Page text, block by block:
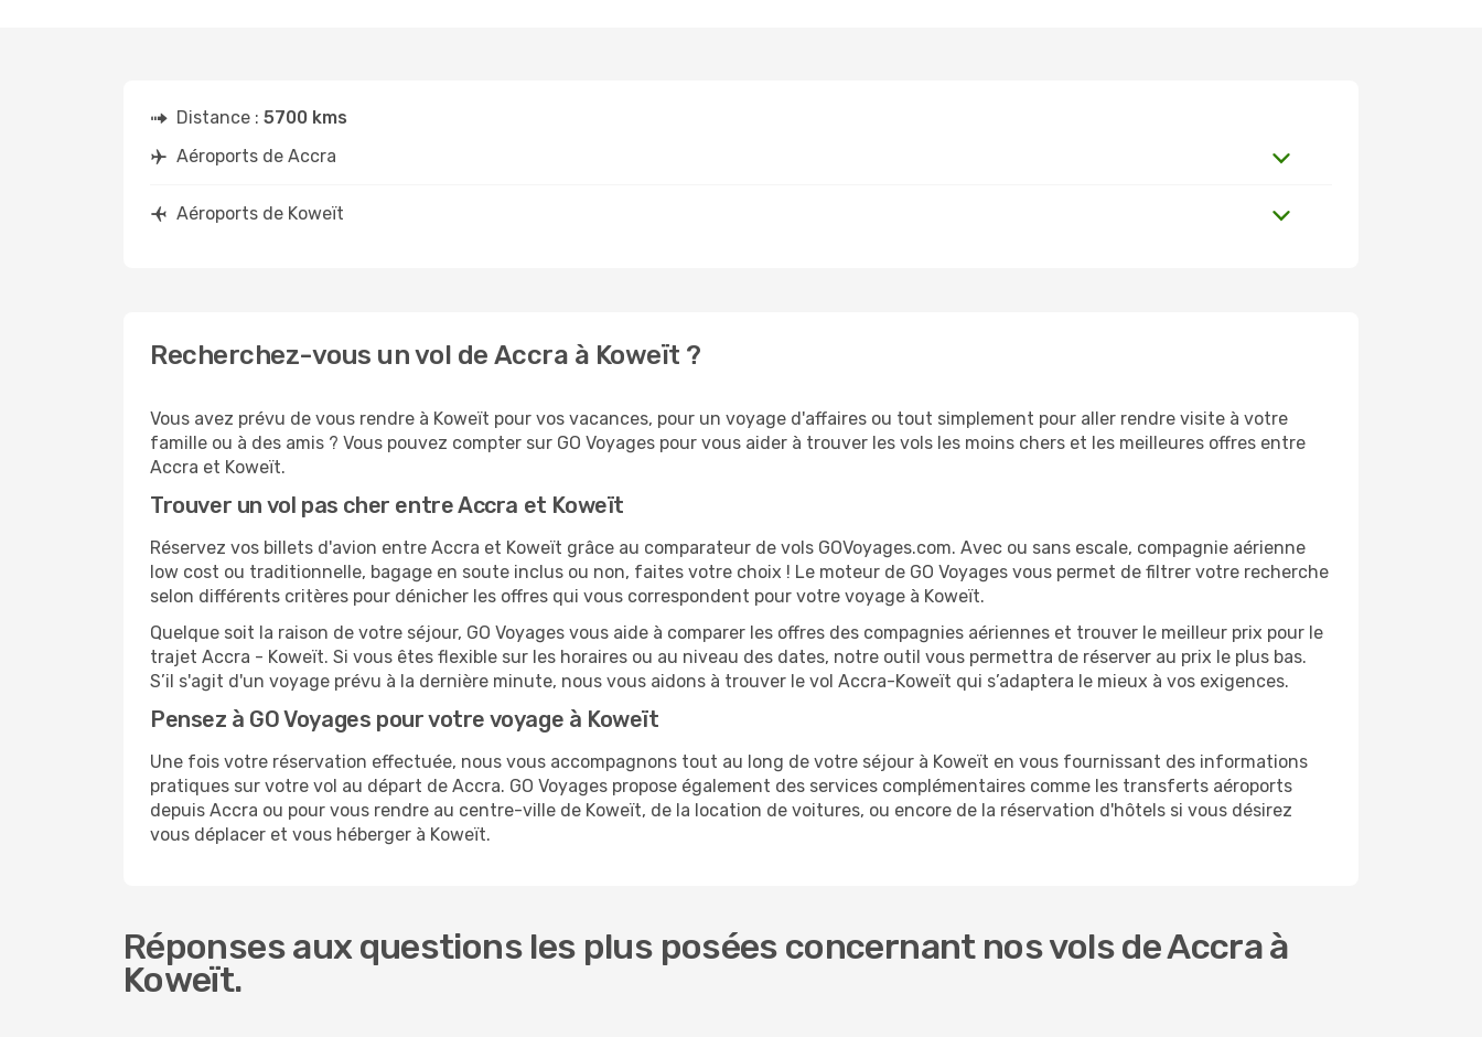
Distance : 5700 kms
Aéroports de Accra
Aéroports de Koweït
Recherchez-vous un vol de Accra à Koweït ?
Vous avez prévu de vous rendre à Koweït pour vos vacances, pour un voyage d'affaires ou tout simplement pour aller rendre visite à votre
famille ou à des amis ? Vous pouvez compter sur GO Voyages pour vous aider à trouver les vols les moins chers et les meilleures offres entre
Accra et Koweït.
Trouver un vol pas cher entre Accra et Koweït
Réservez vos billets d'avion entre Accra et Koweït grâce au comparateur de vols GOVoyages.com. Avec ou sans escale, compagnie aérienne
low cost ou traditionnelle, bagage en soute inclus ou non, faites votre choix ! Le moteur de GO Voyages vous permet de filtrer votre recherche
selon différents critères pour dénicher les offres qui vous correspondent pour votre voyage à Koweït.
Quelque soit la raison de votre séjour, GO Voyages vous aide à comparer les offres des compagnies aériennes et trouver le meilleur prix pour le
trajet Accra - Koweït. Si vous êtes flexible sur les horaires ou au niveau des dates, notre outil vous permettra de réserver au prix le plus bas.
S’il s'agit d'un voyage prévu à la dernière minute, nous vous aidons à trouver le vol Accra-Koweït qui s’adaptera le mieux à vos exigences.
Pensez à GO Voyages pour votre voyage à Koweït
Une fois votre réservation effectuée, nous vous accompagnons tout au long de votre séjour à Koweït en vous fournissant des informations
pratiques sur votre vol au départ de Accra. GO Voyages propose également des services complémentaires comme les transferts aéroports
depuis Accra ou pour vous rendre au centre-ville de Koweït, de la location de voitures, ou encore de la réservation d'hôtels si vous désirez
vous déplacer et vous héberger à Koweït.
Réponses aux questions les plus posées concernant nos vols de Accra à
Koweït.